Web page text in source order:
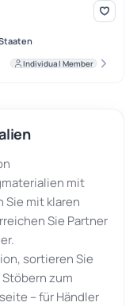
Individual Member
mit
Sie mit klaren
Sie Partner
sortieren Sie
zum
– für Händler